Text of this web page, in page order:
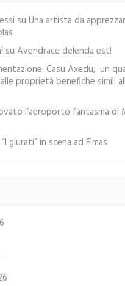
su Una artista da
su Avendrace delenda est!
Casu Axedu, un
proprietà benefiche simili
l’aeroporto fantasma di
“I giurati” in scena ad Elmas